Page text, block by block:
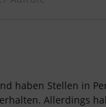
haben Stellen in
Allerdings